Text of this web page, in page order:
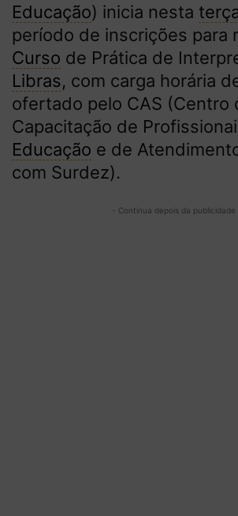
Educação) inicia nesta
período de inscrições para
Curso de Prática de
Libras, com carga horária
ofertado pelo CAS (Centro
Capacitação de
Educação e de
com Surdez).
- Continua depois da publicidade -